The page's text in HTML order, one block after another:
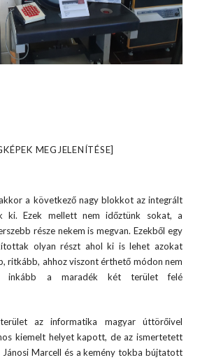
MEGJELENÍTÉSE]
a következő nagy blokkot az integrált
ki. Ezek mellett nem időztünk sokat, a
része nekem is megvan. Ezekből egy
olyan részt ahol ki is lehet azokat
ritkább, ahhoz viszont érthető módon nem
inkább a maradék két terület felé
az informatika magyar úttörőivel
kiemelt helyet kapott, de az ismertetett
Jánosi Marcell és a kemény tokba bújtatott